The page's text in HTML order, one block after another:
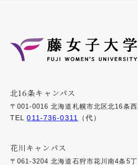
北16条キャンパス
〒001-0016 北海道札幌市北区北16条西
TEL011-736-0311 （代）
花川キャンパス
〒061-3204 北海道石狩市花川南4条5丁